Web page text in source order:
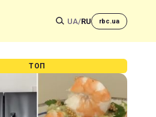
UA/RU rbc.ua
ТОП